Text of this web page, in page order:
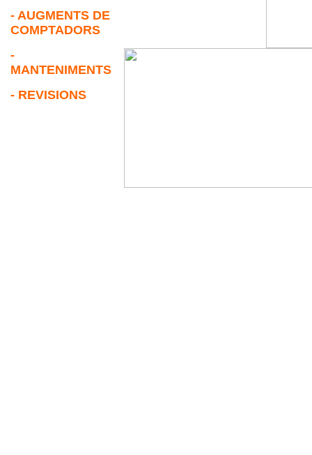
- AUGMENTS DE
COMPTADORS
-
MANTENIMENTS
- REVISIONS